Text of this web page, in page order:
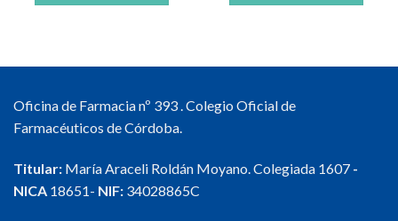
Oficina de Farmacia nº 393 . Colegio Oficial de
Farmacéuticos de Córdoba.
Titular: María Araceli Roldán Moyano. Colegiada 1607 -
NICA 18651- NIF: 34028865C